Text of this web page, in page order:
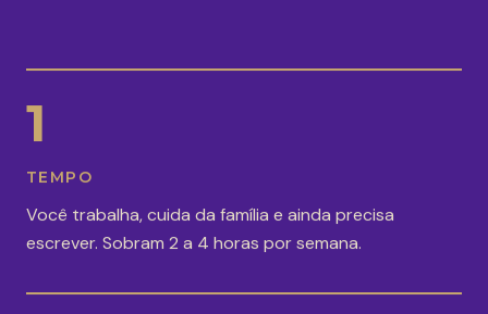
1
TEMPO
Você trabalha, cuida da família e ainda precisa
escrever. Sobram 2 a 4 horas por semana.